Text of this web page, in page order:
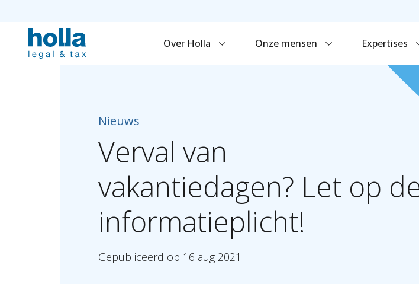
Over Holla Onze mensen Expertises
Nieuws
Verval van
vakantiedagen? Let op
informatieplicht!
Gepubliceerd op 16 aug 2021